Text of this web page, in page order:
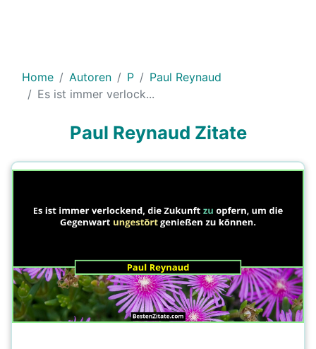
Home Autoren P
Paul Reynaud
Es ist immer verlock...
Paul Reynaud Zitate